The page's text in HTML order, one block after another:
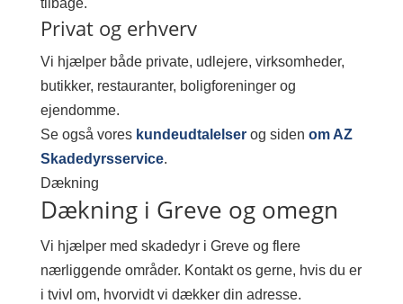
tilbage.
Privat og erhverv
Vi hjælper både private, udlejere, virksomheder,
butikker, restauranter, boligforeninger og
ejendomme.
Se også vores kundeudtalelserog siden om AZ
Skadedyrsservice.
Dækning
Dækning i Greve og omegn
Vi hjælper med skadedyr i Greve og flere
nærliggende områder. Kontakt os gerne, hvis du er
i tvivl om, hvorvidt vi dækker din adresse.